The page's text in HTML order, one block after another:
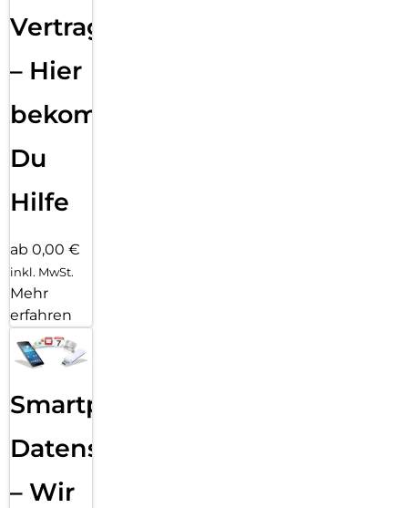
Vertragsabwicklung
– Hier
bekommst
Du
Hilfe
ab 0,00 €
inkl. MwSt.
Mehr
erfahren
Smartphone
Datensicherung
– Wir